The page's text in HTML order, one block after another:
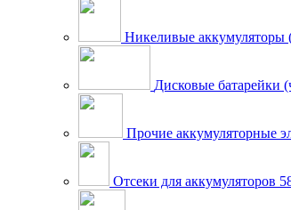
Никеливые
Дисковые батарейки
Прочие аккумуляторные
Отсеки для аккумуляторов